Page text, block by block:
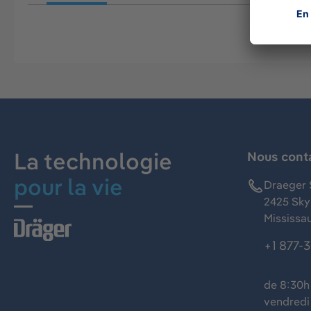
La technologie
pour la vie
Nous
Draeger
2425
+1 877-
de 8:30h
vendredi